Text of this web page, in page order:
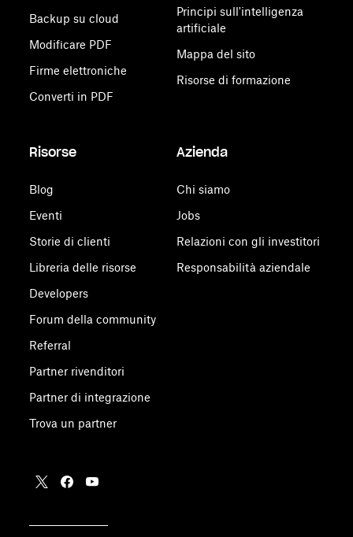
Backup su cloud
Modificare PDF
Firme elettroniche
Converti in PDF
Principi sull'intelligenza
artificiale
Mappa del sito
Risorse di formazione
Risorse
Blog
Eventi
Storie di clienti
Libreria delle risorse
Developers
Forum della community
Referral
Partner rivenditori
Partner di integrazione
Trova un partner
Azienda
Chi siamo
Jobs
Relazioni con gli investitori
Responsabilità aziendale